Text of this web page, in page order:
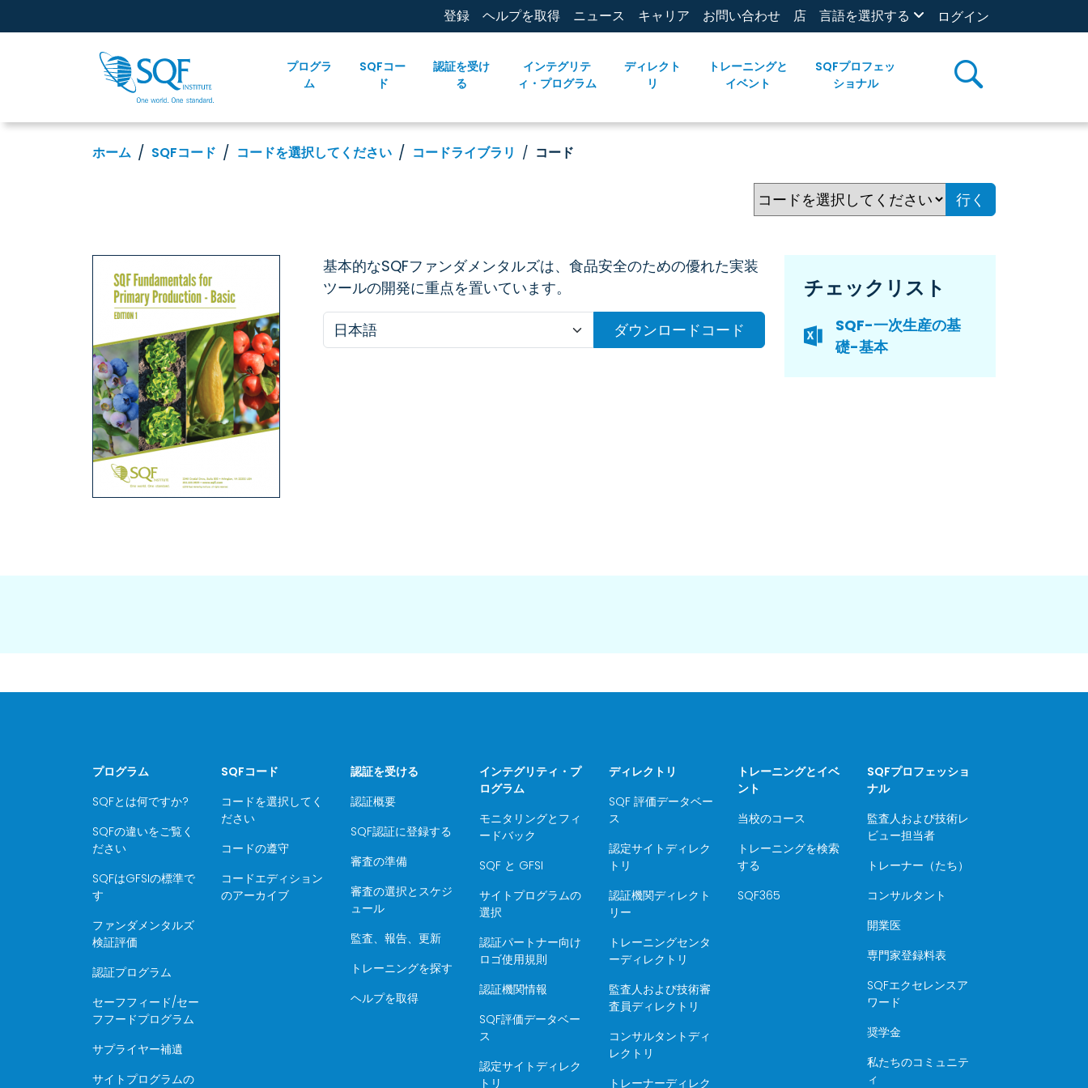
登録 ヘルプを取得 ニュース キャリア お問い合わせ 店 言語を選択する ログイン
プログラ
ム
SQFコー
ド
認証を受け
る
インテグリテ
ィ・プログラム
ディレクト
リ
トレーニングと
イベント
SQFプロフェッ
ショナル
ホーム SQFコード コードを選択してください コードライブラリ コード
行く
基本的なSQFファンダメンタルズは、食品安全のための優れた実装
ツールの開発に重点を置いています。
ダウンロードコード
チェックリスト
SQF-一次生産の基
礎-基本
プログラム
SQFとは何ですか?
SQFの違いをご覧く
ださい
SQFはGFSIの標準で
す
ファンダメンタルズ
検証評価
認証プログラム
セーフフィード/セー
フフードプログラム
サプライヤー補遺
サイトプログラムの
SQFコード
コードを選択してく
ださい
コードの遵守
コードエディション
のアーカイブ
認証を受ける
認証概要
SQF認証に登録する
審査の準備
審査の選択とスケジ
ュール
監査、報告、更新
トレーニングを探す
ヘルプを取得
インテグリティ・プ
ログラム
モニタリングとフィ
ードバック
SQF と GFSI
サイトプログラムの
選択
認証パートナー向け
ロゴ使用規則
認証機関情報
SQF評価データベー
ス
認定サイトディレク
トリ
ディレクトリ
SQF 評価データベー
ス
認定サイトディレク
トリ
認証機関ディレクト
リー
トレーニングセンタ
ーディレクトリ
監査人および技術審
査員ディレクトリ
コンサルタントディ
レクトリ
トレーナーディレク
トレーニングとイベ
ント
当校のコース
トレーニングを検索
する
SQF365
SQFプロフェッショ
ナル
監査人および技術レ
ビュー担当者
トレーナー（たち）
コンサルタント
開業医
専門家登録料表
SQFエクセレンスア
ワード
奨学金
私たちのコミュニテ
ィ